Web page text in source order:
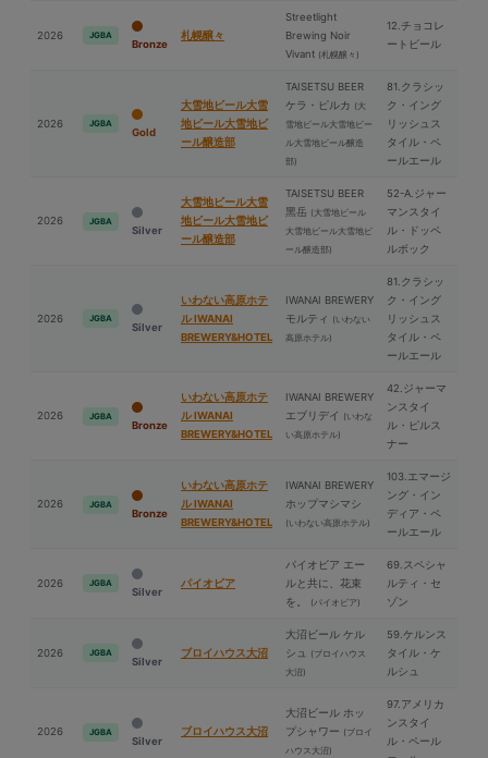
2026 JGBA
Bronze
札幌醸々
Streetlight
Brewing Noir
Vivant (札幌醸々)
12.チョコレ
ートビール
2026 JGBA
Gold
⼤雪地ビール⼤雪
地ビール⼤雪地ビ
ール醸造部
TAISETSU BEER
ケラ・ピルカ (⼤
雪地ビール⼤雪地ビー
ル⼤雪地ビール醸造
部)
81.クラシッ
ク・イング
リッシュス
タイル・ペ
ールエール
2026 JGBA
Silver
⼤雪地ビール⼤雪
地ビール⼤雪地ビ
ール醸造部
TAISETSU BEER
⿊岳 (⼤雪地ビール
⼤雪地ビール⼤雪地ビ
ール醸造部)
52-A.ジャー
マンスタイ
ル・ドッペ
ルボック
2026 JGBA
Silver
いわない高原ホテ
ル IWANAI
BREWERY&HOTEL
IWANAI BREWERY
モルティ (いわない
高原ホテル)
81.クラシッ
ク・イング
リッシュス
タイル・ペ
ールエール
2026 JGBA
Bronze
いわない高原ホテ
ル IWANAI
BREWERY&HOTEL
IWANAI BREWERY
エブリデイ (いわな
い高原ホテル)
42.ジャーマ
ンスタイ
ル・ピルス
ナー
2026 JGBA
Bronze
いわない高原ホテ
ル IWANAI
BREWERY&HOTEL
IWANAI BREWERY
ホップマシマシ
(いわない高原ホテル)
103.エマージ
ング・イン
ディア・ペ
ールエール
2026 JGBA
Silver
パイオビア
パイオビア エー
ルと共に、花束
を。
(パイオビア)
69.スペシャ
ルティ・セ
ゾン
2026 JGBA
Silver
ブロイハウス⼤沼
⼤沼ビール ケル
シュ
(ブロイハウス
⼤沼)
59.ケルンス
タイル・ケ
ルシュ
2026 JGBA
Silver
ブロイハウス⼤沼
⼤沼ビール ホッ
プシャワー (ブロイ
ハウス⼤沼)
97.アメリカ
ンスタイ
ル・ペール